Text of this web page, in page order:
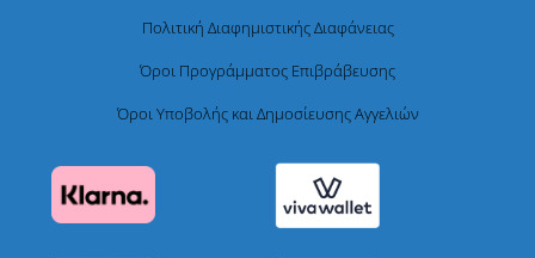
Πολιτική Διαφημιστικής Διαφάνειας
Όροι Προγράμματος Επιβράβευσης
Όροι Υποβολής και Δημοσίευσης Αγγελιών